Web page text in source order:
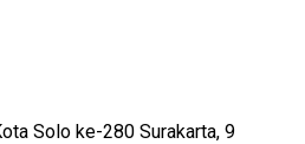
Solo ke-280 Surakarta, 9